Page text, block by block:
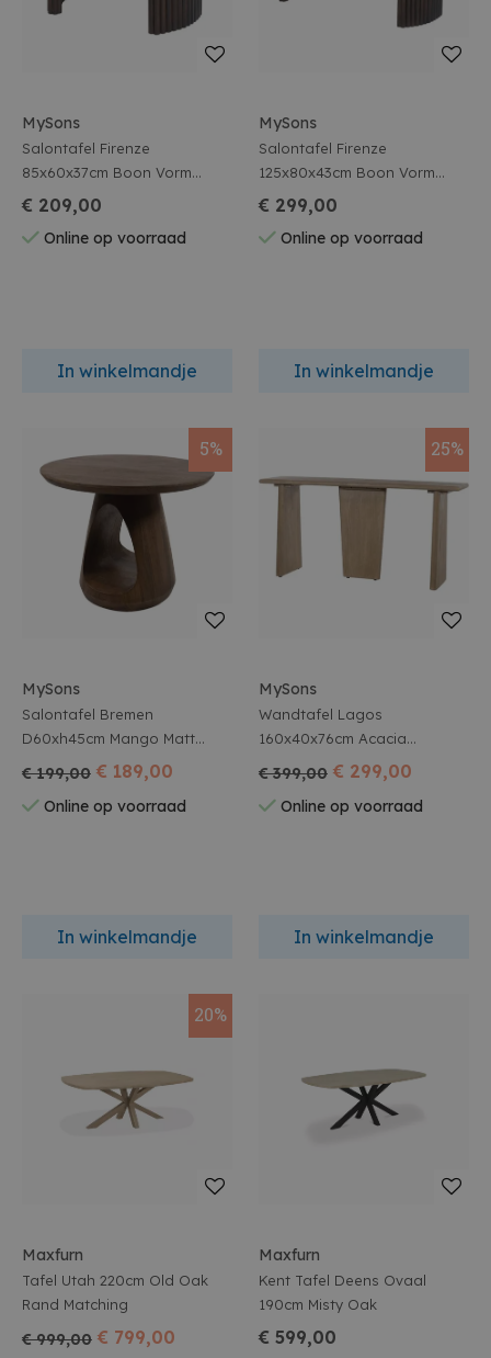
MySons
Salontafel Firenze
85x60x37cm Boon Vorm
Mangohout Walnut Brown
€ 209,00
Online op voorraad
In winkelmandje
MySons
Salontafel Firenze
125x80x43cm Boon Vorm
Mangohout Walnut Brown
€ 299,00
Online op voorraad
In winkelmandje
5%
MySons
Salontafel Bremen
D60xh45cm Mango Matt
Walnut Gelakt
€ 199,00 € 189,00
Online op voorraad
In winkelmandje
25%
MySons
Wandtafel Lagos
160x40x76cm Acacia
Weathered Wood Gelakt
€ 399,00 € 299,00
Online op voorraad
In winkelmandje
20%
Maxfurn
Tafel Utah 220cm Old Oak
Rand Matching
€ 999,00 € 799,00
Maxfurn
Kent Tafel Deens Ovaal
190cm Misty Oak
€ 599,00